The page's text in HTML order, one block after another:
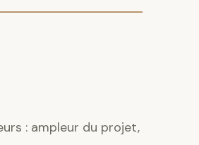
: ampleur du projet,